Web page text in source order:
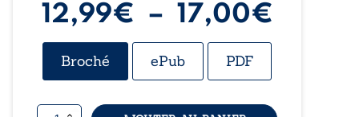
12,99€ – 17,00€
Broché ePub PDF